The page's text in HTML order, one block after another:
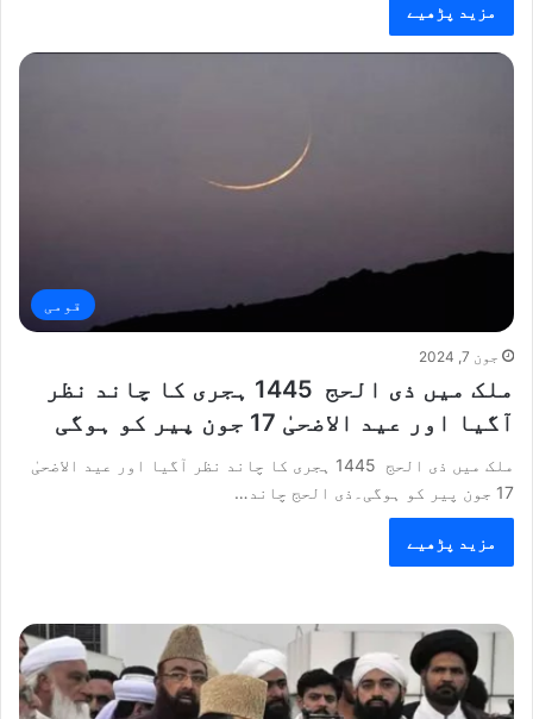
مزید پڑھیے
قومی
جون 7, 2024
ملک میں ذی الحج 1445 ہجری کا چاند نظر
آگیا اور عید الاضحیٰ 17 جون پیر کو ہوگی
ملک میں ذی الحج 1445 ہجری کا چاند نظر آگیا اور عید الاضحیٰ
17 جون پیر کو ہوگی۔ذی الحج چاند…
مزید پڑھیے